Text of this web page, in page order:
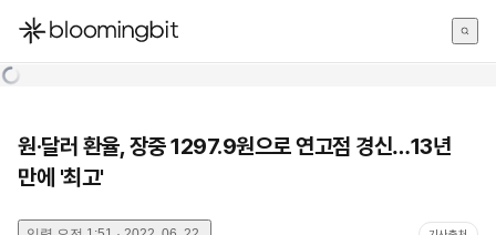
한국어
원·달러 환율, 장중 1297.9원으로 연고점 경신…13년
만에 '최고'